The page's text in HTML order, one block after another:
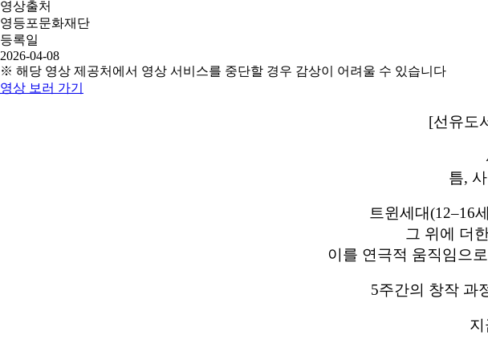
영상출처
영등포문화재단
등록일
2026-04-08
※ 해당 영상 제공처에서 영상 서비스를 중단할 경우 감상이 어려울 수 있습니다
영상 보러 가기
[선유도
틈,
트윈세대(12–16
그 위에 더
이를 연극적 움직임으
5주간의 창작 과